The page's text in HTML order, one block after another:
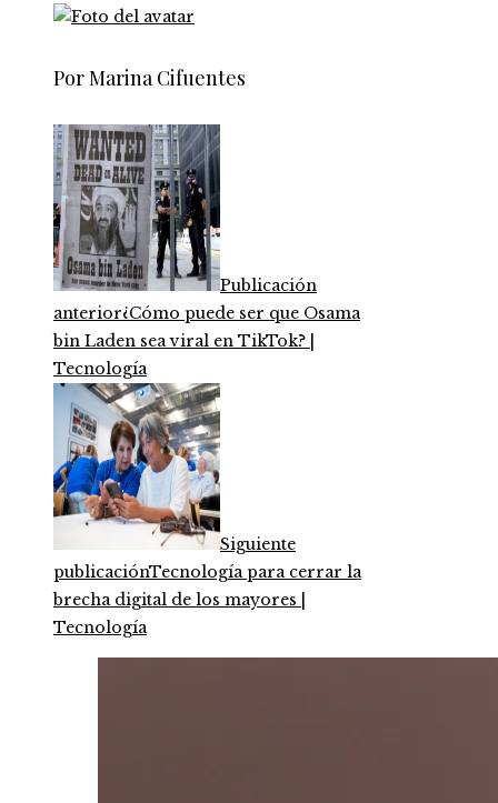
Por Marina Cifuentes
Publicación
anterior¿Cómo puede ser que Osama
bin Laden sea viral en TikTok? |
Tecnología
Siguiente
publicaciónTecnología para cerrar la
brecha digital de los mayores |
Tecnología